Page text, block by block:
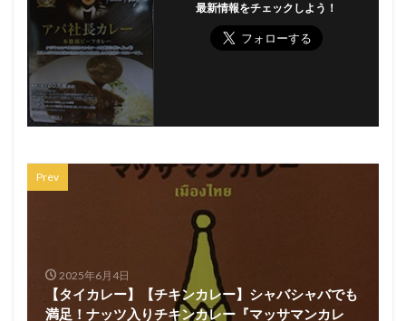
最新情報をチェックしよう！
Prev
2025年6月4日
【タイカレー】【チキンカレー】シャバシャバでも
満足！ナッツ入りチキンカレー『マッサマンカレ